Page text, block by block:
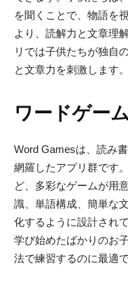
を聞くことで、物語を
より、読解力と文章理
リでは子供たちが独自
と文章力を刺激します
ワードゲー
Word Gamesは、読み
網羅したアプリ群です
ど、多彩なゲームが用
識、単語構成、簡単な
化するように設計され
学び始めたばかりのお
法で練習するのに最適